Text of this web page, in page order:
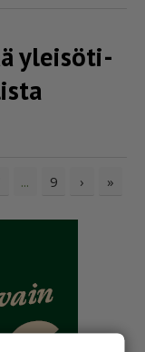
yleisö­ti­
... 9 › »